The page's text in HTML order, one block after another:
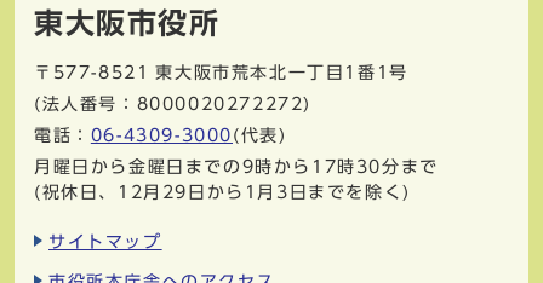
東大阪市役所
〒577-8521
東大阪市荒本北一丁目1番1号
(法人番号：8000020272272)
電話： 06-4309-3000 (代表)
月曜日から金曜日までの9時から17時30分まで
(祝休日、12月29日から1月3日までを除く)
サイトマップ